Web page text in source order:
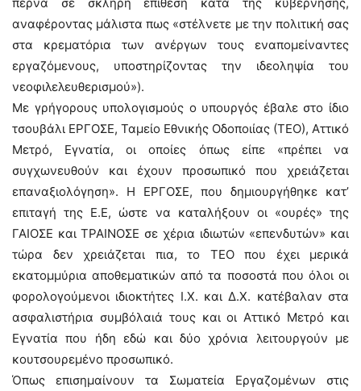
αναφέροντας μάλιστα πως «στέλνετε με την πολιτική σας
στα κρεματόρια των ανέργων τους εναπομείναντες
εργαζόμενους, υποστηρίζοντας την ιδεοληψία του
νεοφιλελευθερισμού»).
Με γρήγορους υπολογισμούς ο υπουργός έβαλε στο ίδιο
τσουβάλι ΕΡΓΟΣΕ, Ταμείο Εθνικής Οδοποιίας (ΤΕΟ), Αττικό
Μετρό, Εγνατία, οι οποίες όπως είπε «πρέπει να
συγχωνευθούν και έχουν προσωπικό που χρειάζεται
επαναξιολόγηση». Η ΕΡΓΟΣΕ, που δημιουργήθηκε κατ’
επιταγή της Ε.Ε, ώστε να καταλήξουν οι «ουρές» της
ΓΑΙΟΣΕ και ΤΡΑΙΝΟΣΕ σε χέρια ιδιωτών «επενδυτών» και
τώρα δεν χρειάζεται πια, το ΤΕΟ που έχει μερικά
εκατομμύρια αποθεματικών από τα ποσοστά που όλοι οι
φορολογούμενοι ιδιοκτήτες Ι.Χ. και Δ.Χ. κατέβαλαν στα
ασφαλιστήρια συμβόλαιά τους και οι Αττικό Μετρό και
Εγνατία που ήδη εδώ και δύο χρόνια λειτουργούν με
κουτσουρεμένο προσωπικό.
Όπως επισημαίνουν τα Σωματεία Εργαζομένων στις